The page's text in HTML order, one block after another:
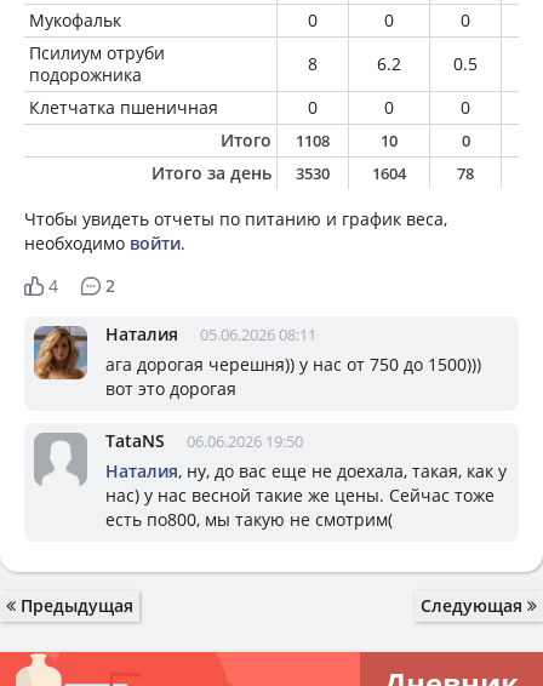
Мукофальк
0 0 0
Псилиум отруби
подорожника
8 6.2 0.5
Клетчатка пшеничная
0 0 0
Итого
1108 10 0
Итого за день 3530 1604 78
Чтобы увидеть отчеты по питанию и график веса,
необходимо войти.
4
2
Наталия 05.06.2026 08:11
ага дорогая черешня)) у нас от 750 до 1500)))
вот это дорогая
TataNS 06.06.2026 19:50
Наталия, ну, до вас еще не доехала, такая, как у
нас) у нас весной такие же цены. Сейчас тоже
есть по800, мы такую не смотрим(
Предыдущая Следующая